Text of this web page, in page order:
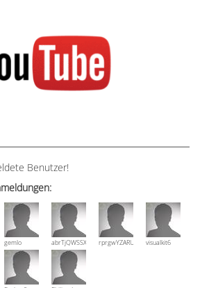
Benutzer!
gemlo abrTjQWSSXuVznPolErprgwYZARUTZQyCWESpD
visualkit6